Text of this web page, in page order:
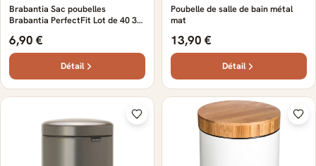
Brabantia Sac poubelles
Brabantia PerfectFit Lot de 40 3
6,90 €
Détail
Poubelle de salle de bain métal
mat
13,90 €
Détail